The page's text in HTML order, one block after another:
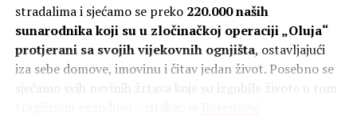
Iza impresivnih poslovnih rezultata, međutim, od
početka se nižu kontroverze.
Novinari Centra za istraživačko novinarstvo (CIN) otkrili
su da je 2018. godine kompanija Adriatic Metals, koja se
stradalima i sjećamo se preko 220.000 naših
sunarodnika koji su u zločinačkoj operaciji „Oluja“
protjerani sa svojih vijekovnih ognjišta, ostavljajući
iza sebe domove, imovinu i čitav jedan život. Posebno se
sjećamo svih nevinih žrtava koje su izgubile živote u tom